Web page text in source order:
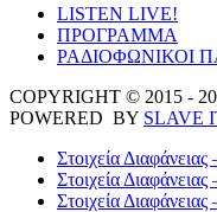
LISTEN LIVE!
ΠΡΟΓΡΑΜΜΑ
ΡΑΔΙΟΦΩΝΙΚΟΙ
COPYRIGHT © 2015 -
POWERED BY SLAVE
Στοιχεία
Στοιχεία
Στοιχεία